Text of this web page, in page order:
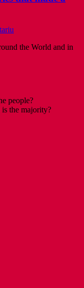
the World and in
people?
the majority?